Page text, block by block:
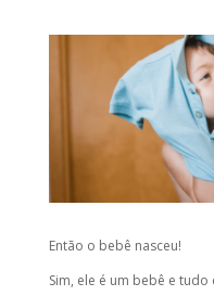
Então o bebê nasceu!
Sim, ele é um bebê e